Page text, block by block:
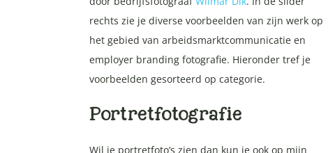
rechts zie je diverse voorbeelden van zijn werk op
het gebied van arbeidsmarktcommunicatie en
employer branding fotografie. Hieronder tref je
voorbeelden gesorteerd op categorie.
Portretfotografie
Wil je portretfoto’s zien dan kun je ook op mijn